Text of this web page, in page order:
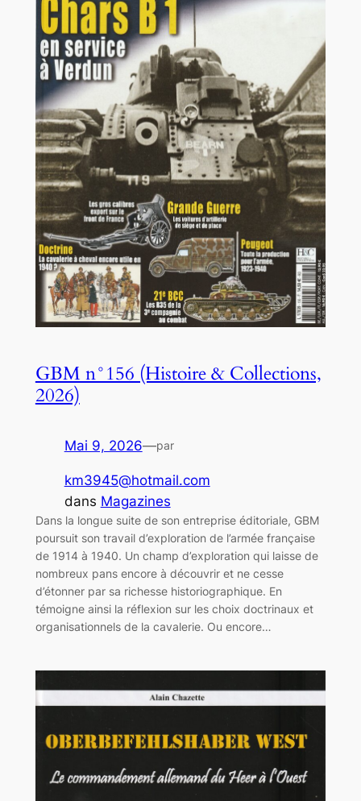
GBM n°156 (Histoire & Collections,
2026)
Mai 9, 2026—par
km3945@hotmail.com
dans Magazines
Dans la longue suite de son entreprise éditoriale, GBM
poursuit son travail d’exploration de l’armée française
de 1914 à 1940. Un champ d’exploration qui laisse de
nombreux pans encore à découvrir et ne cesse
d’étonner par sa richesse historiographique. En
témoigne ainsi la réflexion sur les choix doctrinaux et
organisationnels de la cavalerie. Ou encore…